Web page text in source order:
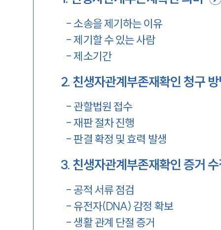
- 소송을 제기하는 이유
-제기할 수 있는 사람
-제소기간
2. 친생자관계부존재확인 청구
- 관할법원 접수
-재판 절차 진행
- 판결 확정 및 효력 발생
3. 친생자관계부존재확인 증거
-공적 서류 점검
- 유전자(DNA) 감정 확보
-생활 관계 단절 증거